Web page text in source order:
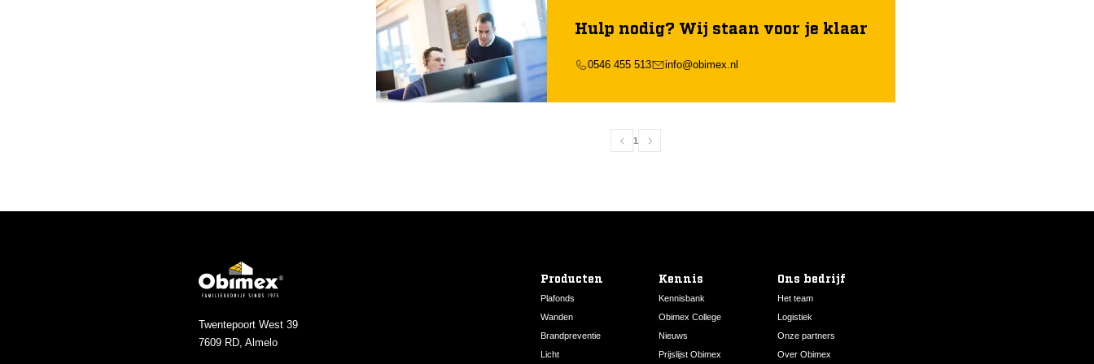
Hulp nodig? Wij staan voor je klaar
0546 455 513 info@obimex.nl
1
Twentepoort West 39
7609 RD, Almelo
Producten
Plafonds
Wanden
Brandpreventie
Licht
Kennis
Kennisbank
Obimex College
Nieuws
Prijslijst Obimex
Ons bedrijf
Het team
Logistiek
Onze partners
Over Obimex